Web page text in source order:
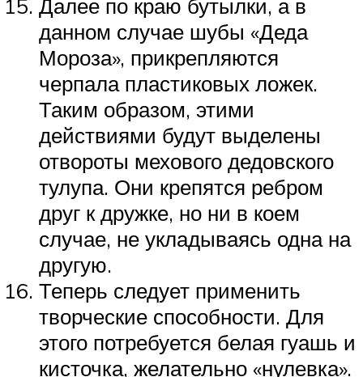
Далее по краю бутылки, а в
данном случае шубы «Деда
Мороза», прикрепляются
черпала пластиковых ложек.
Таким образом, этими
действиями будут выделены
отвороты мехового дедовского
тулупа. Они крепятся ребром
друг к дружке, но ни в коем
случае, не укладываясь одна на
другую.
Теперь следует применить
творческие способности. Для
этого потребуется белая гуашь и
кисточка, желательно «нулевка».